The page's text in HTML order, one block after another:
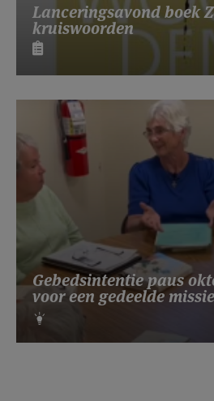
Lanceringsavond boek
kruiswoorden
Gebedsintentie paus
voor een gedeelde missie